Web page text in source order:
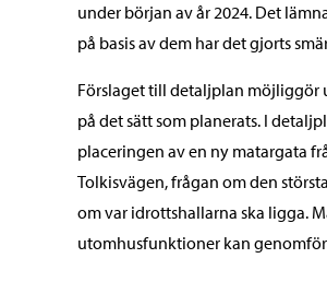
under början av år 2024. Det
på basis av dem har det gjorts
Förslaget till detaljplan möjliggör
på det sätt som planerats. I
placeringen av en ny matargata
Tolkisvägen, frågan om den
om var idrottshallarna ska ligga.
utomhusfunktioner kan